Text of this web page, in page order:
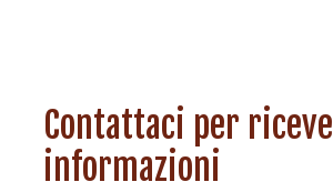
Contattaci per
informazioni